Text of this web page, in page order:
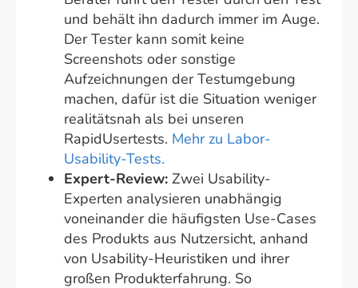
und behält ihn dadurch immer im Auge.
Der Tester kann somit keine
Screenshots oder sonstige
Aufzeichnungen der Testumgebung
machen, dafür ist die Situation weniger
realitätsnah als bei unseren
RapidUsertests. Mehr zu Labor-
Usability-Tests.
Expert-Review: Zwei Usability-
Experten analysieren unabhängig
voneinander die häufigsten Use-Cases
des Produkts aus Nutzersicht, anhand
von Usability-Heuristiken und ihrer
großen Produkterfahrung. So